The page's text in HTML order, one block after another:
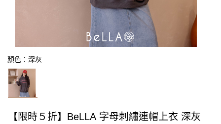
顏色：深灰
【限時５折】BeLLA 字母刺繡連帽上衣 深灰